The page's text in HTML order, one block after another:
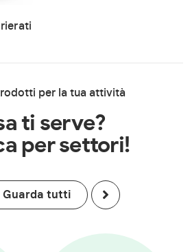
per la tua attività
ti serve?
per settori!
Guarda tutti